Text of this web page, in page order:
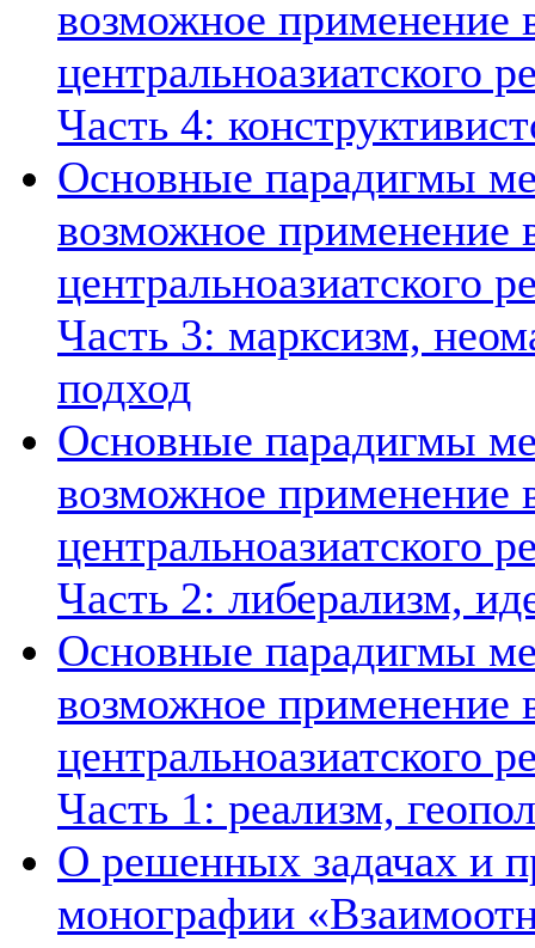
возможное применение
центральноазиатского
Часть 4:
Основные парадигмы
возможное применение
центральноазиатского
Часть 3: марксизм,
подход
Основные парадигмы
возможное применение
центральноазиатского
Часть 2: либерализм,
Основные парадигмы
возможное применение
центральноазиатского
Часть 1: реализм,
О решенных задачах и
монографии